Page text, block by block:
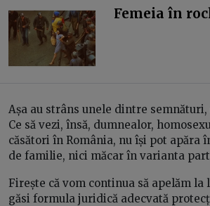
Femeia în
Așa au strâns unele dintre
Ce să vezi, însă, dumnealor,
căsători în România, nu își pot apăra
de familie, nici măcar în varianta
Firește că vom continua să apelăm
găsi formula juridică adecvată